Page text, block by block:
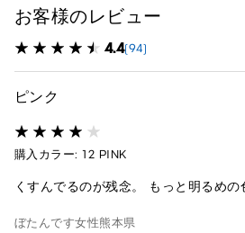
お客様のレビュー
4.4(94)
ピンク
購入カラー: 12 PINK
くすんでるのが残念。 もっと明るめの
ぼたんです女性熊本県